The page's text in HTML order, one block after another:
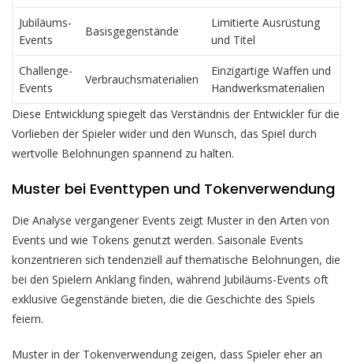
Jubiläums-
Events
Basisgegenstände
Limitierte Ausrüstung
und Titel
Challenge-
Events
Verbrauchsmaterialien
Einzigartige Waffen und
Handwerksmaterialien
Diese Entwicklung spiegelt das Verständnis der Entwickler für die
Vorlieben der Spieler wider und den Wunsch, das Spiel durch
wertvolle Belohnungen spannend zu halten.
Muster bei Eventtypen und Tokenverwendung
Die Analyse vergangener Events zeigt Muster in den Arten von
Events und wie Tokens genutzt werden. Saisonale Events
konzentrieren sich tendenziell auf thematische Belohnungen, die
bei den Spielern Anklang finden, während Jubiläums-Events oft
exklusive Gegenstände bieten, die die Geschichte des Spiels
feiern.
Muster in der Tokenverwendung zeigen, dass Spieler eher an